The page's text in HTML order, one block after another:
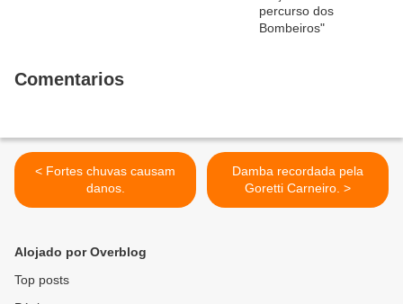
Comentarios
< Fortes chuvas causam
danos.
Damba recordada pela
Goretti Carneiro. >
Alojado por Overblog
Top posts